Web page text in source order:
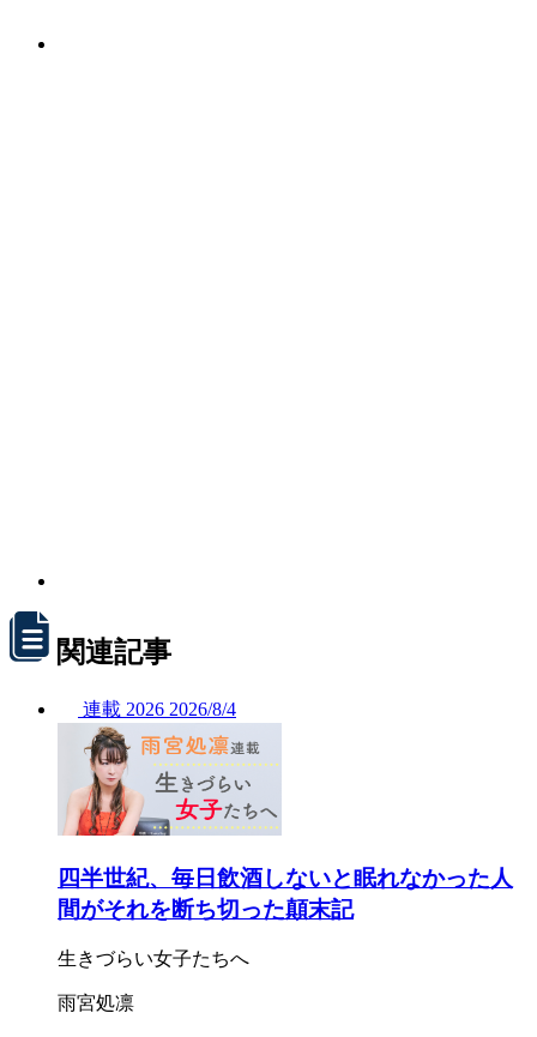
関連記事
連載 2026 2026/8/4
四半世紀、毎日飲酒しないと眠れなかった人
間がそれを断ち切った顛末記
生きづらい女子たちへ
雨宮処凛